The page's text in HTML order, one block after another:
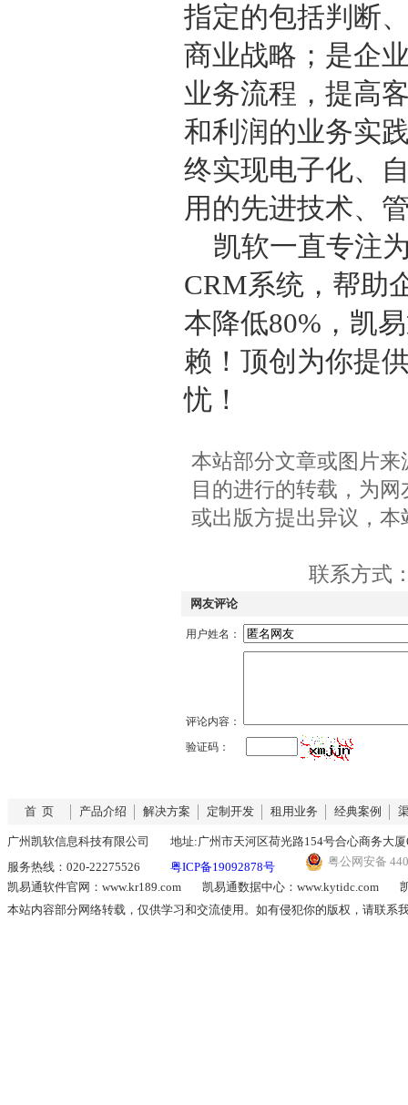
指定的包括判断
商业战略；是企
业务流程，提高
和利润的业务实
终实现电子化、
用的先进技术、
凯软一直专注
CRM系统，帮助
本降低80%，凯
赖！顶创为你提
忧！
本站部分文章或图片
目的进行的转载，为
或出版方提出异议，
联系方式
网友评论
用户姓名：
评论内容：
验证码：
首 页 产品介绍 解决方案 定制开发 租用业务 经典案例
广州凯软信息科技有限公司
地址:广州市天河区荷光路154号合心商务大厦
服务热线：020-22275526
粤ICP备19092878号
粤公网安备
凯易通软件官网：www.kr189.com
凯易通数据中心：www.kytidc.com
本站内容部分网络转载，仅供学习和交流使用。如有侵犯你的版权，请联系